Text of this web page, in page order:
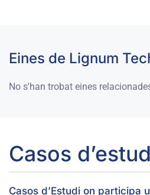
Eines de Lignum
No s'han trobat eines
Casos
Casos d’Estudi on participa